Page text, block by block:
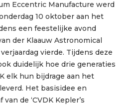
Eccentric Manufacture werd
10 oktober aan het
een feestelijke avond
der Klaauw Astronomical
vierde. Tijdens deze
duidelijk hoe drie generaties
elk hun bijdrage aan het
Het basisidee en
de ‘CVDK Kepler’s